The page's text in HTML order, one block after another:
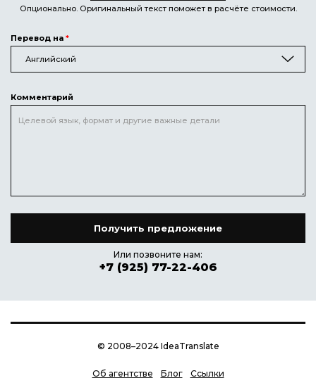
Текст для перевода
Опционально. Оригинальный текст поможет в расчёте стоимости.
Перевод на *
Английский
Комментарий
Или позвоните нам:
+7 (925) 77-22-406
© 2008–2024 IdeaTranslate
Об агентстве Блог Ссылки